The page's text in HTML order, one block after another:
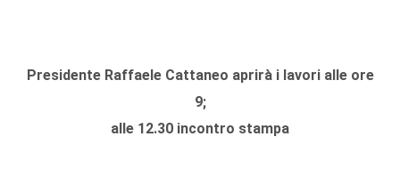
Presidente Raffaele Cattaneo aprirà i lavori alle ore
9;
alle 12.30 incontro stampa